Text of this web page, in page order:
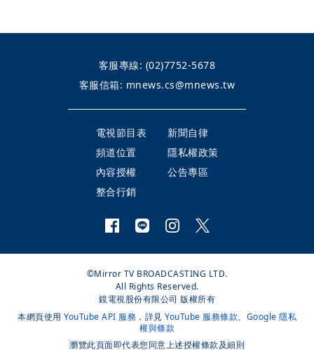
客服專線: (02)7752-5678
客服信箱: mnews.cs@mnews.tw
電視節目表
新聞自律
頻道位置
隱私權政策
內容授權
公告專區
整合行銷
©Mirror TV BROADCASTING LTD.
All Rights Reserved.
鏡電視股份有限公司 版權所有
本網頁使用 YouTube API 服務 ，詳見 YouTube 服務條款、 Google 隱私
權與條款
瀏覽此頁面即代表您同意上述授權條款及細則